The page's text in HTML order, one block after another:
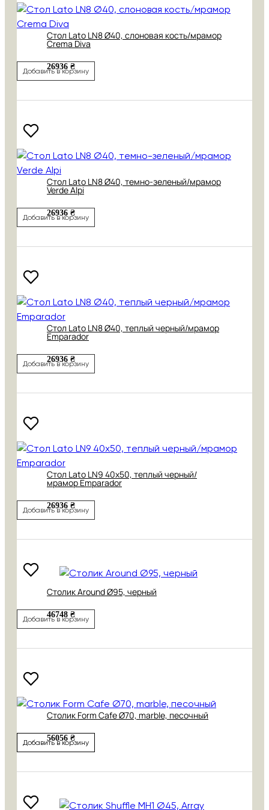
Cтол Lato LN8 Ø40, слоновая кость/мрамор
Crema Diva
26936 ₴
Добавить в корзину
Cтол Lato LN8 Ø40, темно-зеленый/мрамор
Verde Alpi
26936 ₴
Добавить в корзину
Cтол Lato LN8 Ø40, теплый черный/мрамор
Emparador
26936 ₴
Добавить в корзину
Cтол Lato LN9 40х50, теплый черный/
мрамор Emparador
26936 ₴
Добавить в корзину
Cтолик Around Ø95, черный
46748 ₴
Добавить в корзину
Cтолик Form Cafe Ø70, marble, песочный
56056 ₴
Добавить в корзину